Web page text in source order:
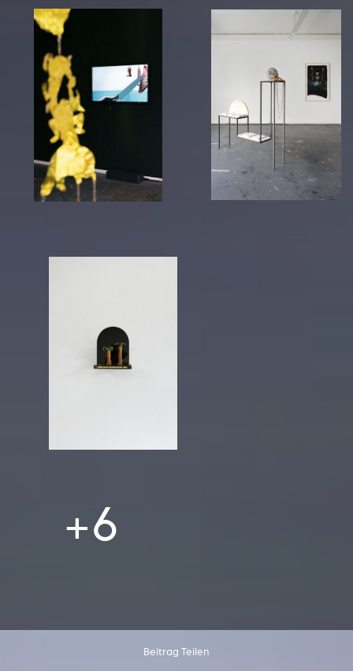
+6
Beitrag Teilen